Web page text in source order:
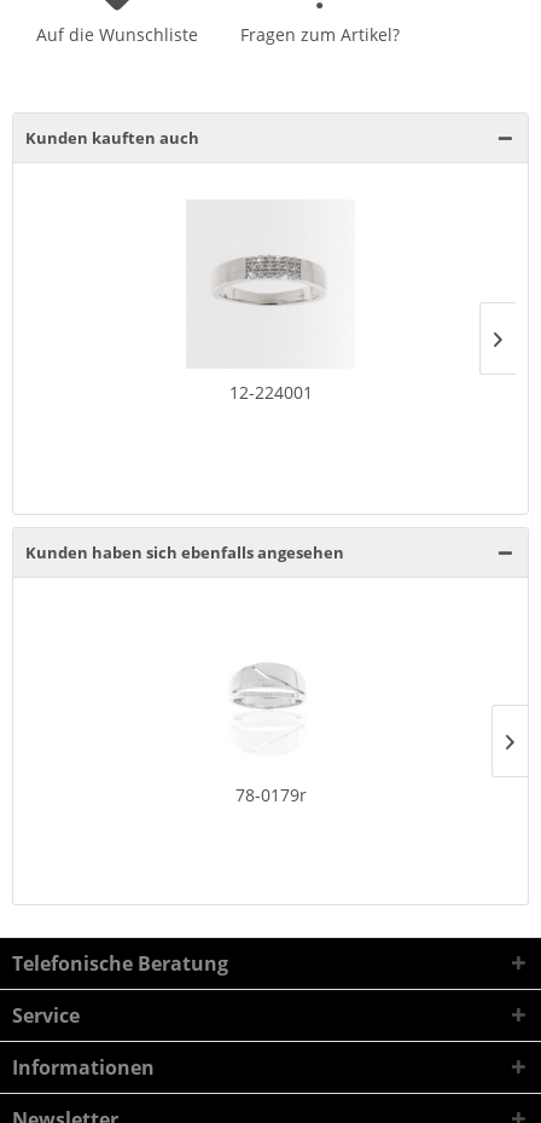
Auf die Wunschliste Fragen zum Artikel?
Kunden kauften auch
12-224001
Kunden haben sich ebenfalls angesehen
78-0179r
Telefonische Beratung
Service
Informationen